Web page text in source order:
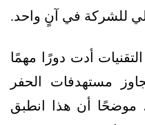
للشركة في آنٍ واحد.
أدت دورًا مهمًا
مستهدفات الحفر
موضحًا أن هذا انطبق